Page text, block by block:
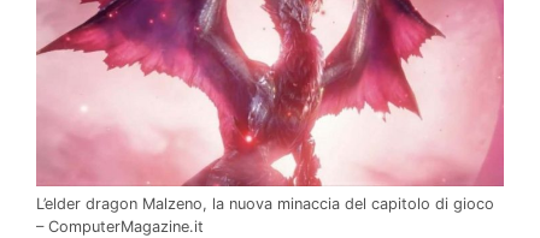
L’elder dragon Malzeno, la nuova minaccia del capitolo di gioco
– ComputerMagazine.it